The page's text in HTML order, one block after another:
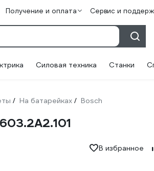
Получение и оплата Сервис и
Силовая техника Станки
/ На батарейках / Bosch
В избранное